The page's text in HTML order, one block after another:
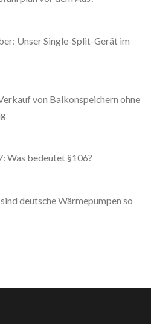
Unser Single-Split-Gerät im
von Balkonspeichern ohne
Was bedeutet §106?
deutsche Wärmepumpen so